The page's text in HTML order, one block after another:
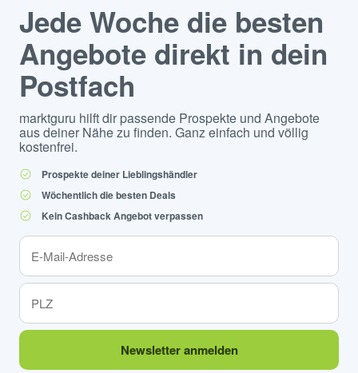
Jede Woche die besten
Angebote direkt in dein
Postfach
marktguru hilft dir passende Prospekte und Angebote
aus deiner Nähe zu finden. Ganz einfach und völlig
kostenfrei.
Prospekte deiner Lieblingshändler
Wöchentlich die besten Deals
Kein Cashback Angebot verpassen
Newsletter anmelden